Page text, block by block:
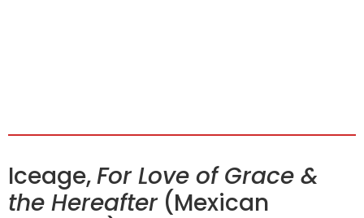
Iceage,For Love of Grace &
the Hereafter(Mexican